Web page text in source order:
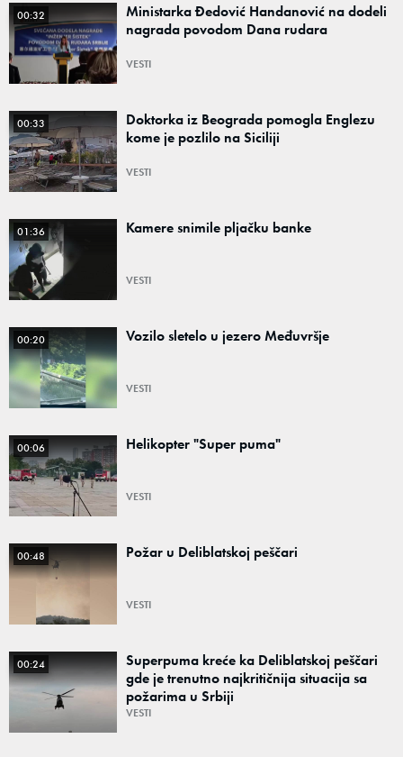
00:32
Ministarka Đedović Handanović na dodeli
nagrada povodom Dana rudara
VESTI
00:33
Doktorka iz Beograda pomogla Englezu
kome je pozlilo na Siciliji
VESTI
01:36 Kamere snimile pljačku banke
VESTI
00:20 Vozilo sletelo u jezero Međuvršje
VESTI
00:06 Helikopter "Super puma"
VESTI
00:48 Požar u Deliblatskoj peščari
VESTI
00:24
Superpuma kreće ka Deliblatskoj peščari
gde je trenutno najkritičnija situacija sa
požarima u Srbiji
VESTI